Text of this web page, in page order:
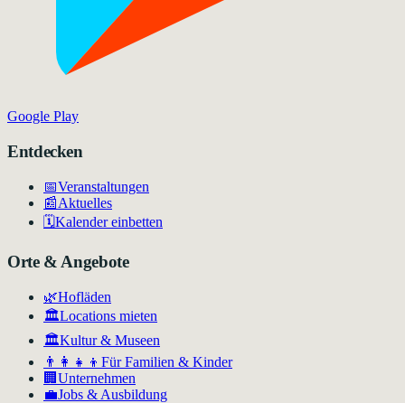
Google Play
Entdecken
📅Veranstaltungen
📰Aktuelles
🗓️Kalender einbetten
Orte & Angebote
🌿Hofläden
🏛️Locations mieten
🏛Kultur & Museen
👨‍👩‍👧‍👦 Für Familien & Kinder
🏢 Unternehmen
💼Jobs & Ausbildung